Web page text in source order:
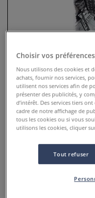
Bloc de
0
Choisir vos
Nous utilisons des cookies et
achats, fournir nos services,
utilisent nos services afin de
présenter des publicités, y
d’intérêt. Des services tiers
cadre de notre affichage de
tous les cookies ou si vous
utilisons les cookies, cliquer
Tout refuser